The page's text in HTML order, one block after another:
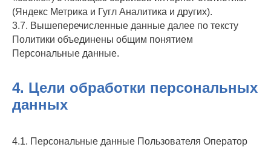
(Яндекс Метрика и Гугл Аналитика и других).
3.7. Вышеперечисленные данные далее по тексту
Политики объединены общим понятием
Персональные данные.
4. Цели обработки персональных
данных
4.1. Персональные данные Пользователя Оператор